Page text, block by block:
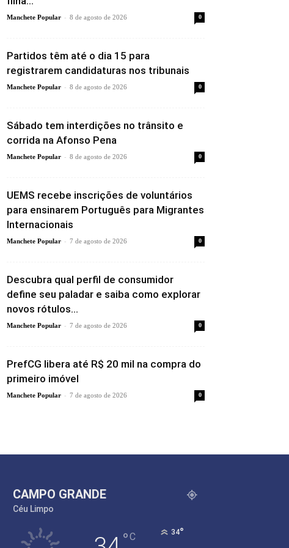
Manchete Popular - 8 de agosto de 2026 0
Partidos têm até o dia 15 para
registrarem candidaturas nos tribunais
Manchete Popular - 8 de agosto de 2026 0
Sábado tem interdições no trânsito e
corrida na Afonso Pena
Manchete Popular - 8 de agosto de 2026 0
UEMS recebe inscrições de voluntários
para ensinarem Português para Migrantes
Internacionais
Manchete Popular - 7 de agosto de 2026 0
Descubra qual perfil de consumidor
define seu paladar e saiba como explorar
novos rótulos...
Manchete Popular - 7 de agosto de 2026 0
PrefCG libera até R$ 20 mil na compra do
primeiro imóvel
Manchete Popular - 7 de agosto de 2026 0
CAMPO GRANDE
Céu Limpo
°C 34°